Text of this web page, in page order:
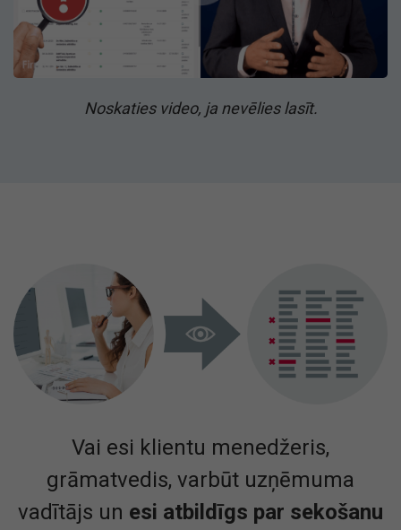
Noskaties video, ja nevēlies lasīt.
Vai esi klientu menedžeris,
grāmatvedis, varbūt uzņēmuma
vadītājs un esi atbildīgs par sekošanu